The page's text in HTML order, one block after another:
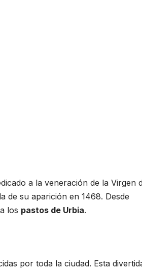
a la veneración de la Virgen
de su aparición en 1468. Desde
los pastos de Urbia.
por toda la ciudad. Esta